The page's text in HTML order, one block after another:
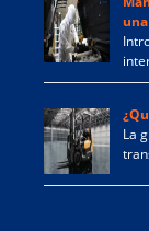
La